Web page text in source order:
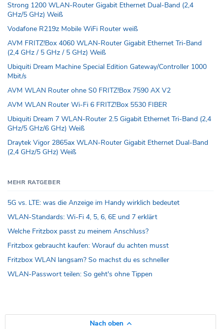
Strong 1200 WLAN-Router Gigabit Ethernet Dual-Band (2,4
GHz/5 GHz) Weiß
Vodafone R219z Mobile WiFi Router weiß
AVM FRITZ!Box 4060 WLAN-Router Gigabit Ethernet Tri-Band
(2,4 GHz / 5 GHz / 5 GHz) Weiß
Ubiquiti Dream Machine Special Edition Gateway/Controller 1000
Mbit/s
AVM WLAN Router ohne S0 FRITZ!Box 7590 AX V2
AVM WLAN Router Wi-Fi 6 FRITZ!Box 5530 FIBER
Ubiquiti Dream 7 WLAN-Router 2.5 Gigabit Ethernet Tri-Band (2,4
GHz/5 GHz/6 GHz) Weiß
Draytek Vigor 2865ax WLAN-Router Gigabit Ethernet Dual-Band
(2,4 GHz/5 GHz) Weiß
MEHR RATGEBER
5G vs. LTE: was die Anzeige im Handy wirklich bedeutet
WLAN-Standards: Wi-Fi 4, 5, 6, 6E und 7 erklärt
Welche Fritzbox passt zu meinem Anschluss?
Fritzbox gebraucht kaufen: Worauf du achten musst
Fritzbox WLAN langsam? So machst du es schneller
WLAN-Passwort teilen: So geht's ohne Tippen
Nach oben